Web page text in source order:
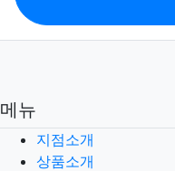
메뉴
지점소개
상품소개